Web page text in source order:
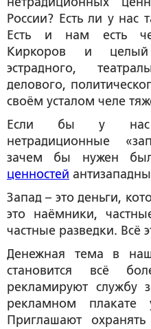
России? Есть ли у нас
Есть и нам есть
Киркоров и целый
эстрадного,
делового,
своём усталом челе
Если бы у нас
нетрадиционные
зачем бы нужен
ценностей
Запад – это деньги,
это наёмники,
частные разведки. Всё
Денежная тема в
становится всё
рекламируют службу
рекламном плакате
Приглашают